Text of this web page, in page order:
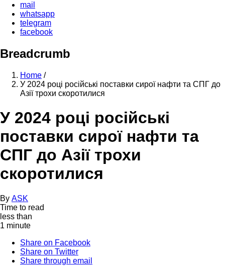
mail
whatsapp
telegram
facebook
Breadcrumb
Home /
У 2024 році російські поставки сирої нафти та СПГ до
Азії трохи скоротилися
У 2024 році російські
поставки сирої нафти та
СПГ до Азії трохи
скоротилися
By ASK
Time to read
less than
1 minute
Share on Facebook
Share on Twitter
Share through email